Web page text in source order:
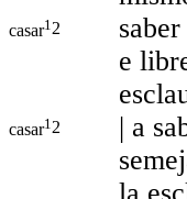
casar1 2
e
casar1 2
| a